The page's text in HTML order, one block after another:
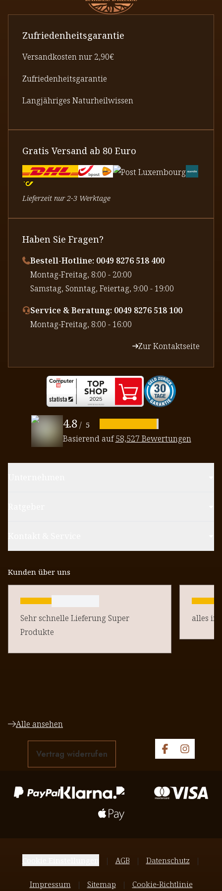
Zufriedenheitsgarantie
Versandkosten nur 2,90€
Zufriedenheitsgarantie
Langjähriges Naturheilwissen
Gratis Versand ab 80 Euro
Lieferzeit nur 2-3 Werktage
Haben Sie Fragen?
Bestell-Hotline: 0049 8276 518 400
⁠Montag-Freitag, 8:00 - 20:00
⁠Samstag, Sonntag, Feiertag, 9:00 - 19:00
Service & Beratung: 0049 8276 518 100
⁠Montag-Freitag, 8:00 - 16:00
Zur Kontaktseite
4.8 / 5
Basierend auf58,527 Bewertungen
Kunden über uns
Sehr schnelle Lieferung Super
Produkte
alles in
Alle ansehen
Vertrag widerrufen
AGB Datenschutz
Impressum Sitemap Cookie-Richtlinie